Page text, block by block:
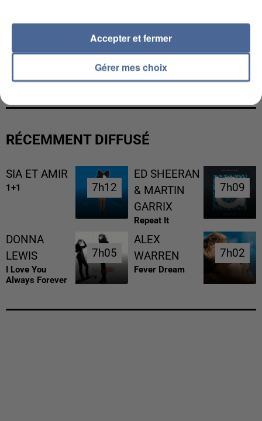
UN SECOND CADRE DE LA DZ MAFIA
INTERPELLÉ EN ALGÉRIE
RÉCEMMENT DIFFUSÉ
SIA ET AMIR
1+1 7h12
7h12
ED SHEERAN
& MARTIN
GARRIX
Repeat It
7h09
7h09
DONNA
LEWIS
I Love You
Always Forever
7h05
7h05
ALEX
WARREN
Fever Dream
7h02
7h02
Gérer mes choix
Accepter et fermer